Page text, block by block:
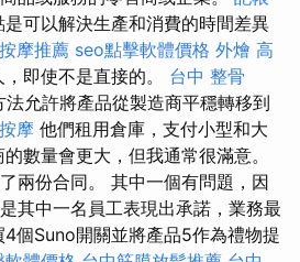
可以解決生產和消費的時間差異
摩推薦 seo點擊軟體價格 外燴 高
即使不是直接的。 台中 整骨
法允許將產品從製造商平穩轉移到
摩 他們租用倉庫，支付小型和大
數量會更大，但我通常很滿意。
兩份合同。 其中一個有問題，因
其中一名員工表現出承諾，業務最
個Suno開關並將產品5作為禮物提